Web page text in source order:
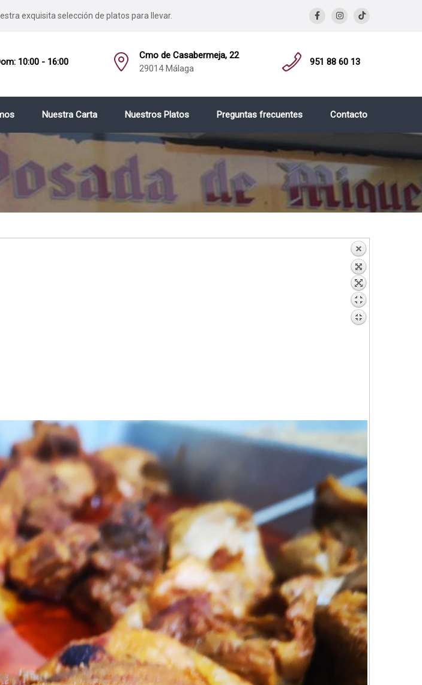
exquisita selección de platos para llevar.
10:00 - 16:00
Cmo de Casabermeja, 22
29014 Málaga
951 88 60 13
Nuestra Carta Nuestros Platos Preguntas frecuentes Contacto